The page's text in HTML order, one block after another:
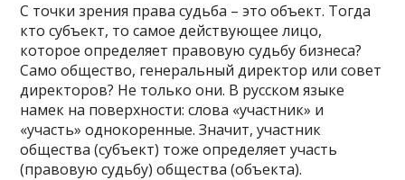
С точки зрения права судьба – это объект. Тогда
кто субъект, то самое действующее лицо,
которое определяет правовую судьбу бизнеса?
Само общество, генеральный директор или совет
директоров? Не только они. В русском языке
намек на поверхности: слова «участник» и
«участь» однокоренные. Значит, участник
общества (субъект) тоже определяет участь
(правовую судьбу) общества (объекта).